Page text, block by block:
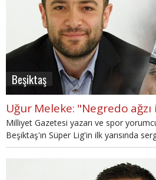
Beşiktaş
Uğur Meleke: "Negredo
Milliyet Gazetesi yazarı ve spor
Beşiktaş'ın Süper Lig'in ilk yarısında
gazetesinde köşe yazısında